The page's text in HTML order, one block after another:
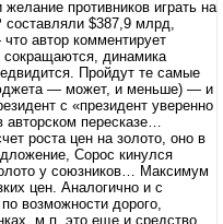
противников играть на
$387,9 млрд,
автор комментирует
динамика
Пройдут те самые
— может, и меньше) — и
с «президент уверенно
пересказе…
роста цен на золото, оно в
Сорос кинулся
у союзников… Максимум
цен. Аналогично и с
возможности дорого,
м.п. это еще и средство